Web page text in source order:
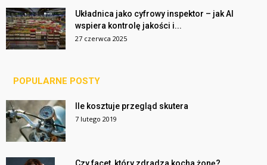
Układnica jako cyfrowy inspektor – jak AI
wspiera kontrolę jakości i...
27 czerwca 2025
POPULARNE POSTY
Ile kosztuje przegląd skutera
7 lutego 2019